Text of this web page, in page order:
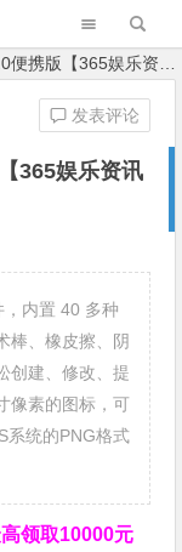
版【365娱乐资讯网】
365娱乐资讯
发表评论
内置 40 多种
棒、橡皮擦、阴
创建、修改、提
像素的图标，可
系统的PNG格式
领取10000元